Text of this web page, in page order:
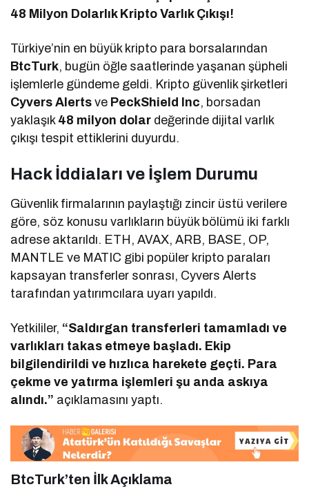
48 Milyon Dolarlık Kripto Varlık Çıkışı!
Türkiye’nin en büyük kripto para borsalarından
BtcTurk, bugün öğle saatlerinde yaşanan şüpheli
işlemlerle gündeme geldi. Kripto güvenlik şirketleri
Cyvers Alerts ve PeckShield Inc, borsadan
yaklaşık 48 milyon dolar değerinde dijital varlık
çıkışı tespit ettiklerini duyurdu.
Hack İddiaları ve İşlem Durumu
Güvenlik firmalarının paylaştığı zincir üstü verilere
göre, söz konusu varlıkların büyük bölümü iki farklı
adrese aktarıldı. ETH, AVAX, ARB, BASE, OP,
MANTLE ve MATIC gibi popüler kripto paraları
kapsayan transferler sonrası, Cyvers Alerts
tarafından yatırımcılara uyarı yapıldı.
Yetkililer, “Saldırgan transferleri tamamladı ve
varlıkları takas etmeye başladı. Ekip
bilgilendirildi ve hızlıca harekete geçti. Para
çekme ve yatırma işlemleri şu anda askıya
alındı.” açıklamasını yaptı.
BtcTurk’ten İlk Açıklama